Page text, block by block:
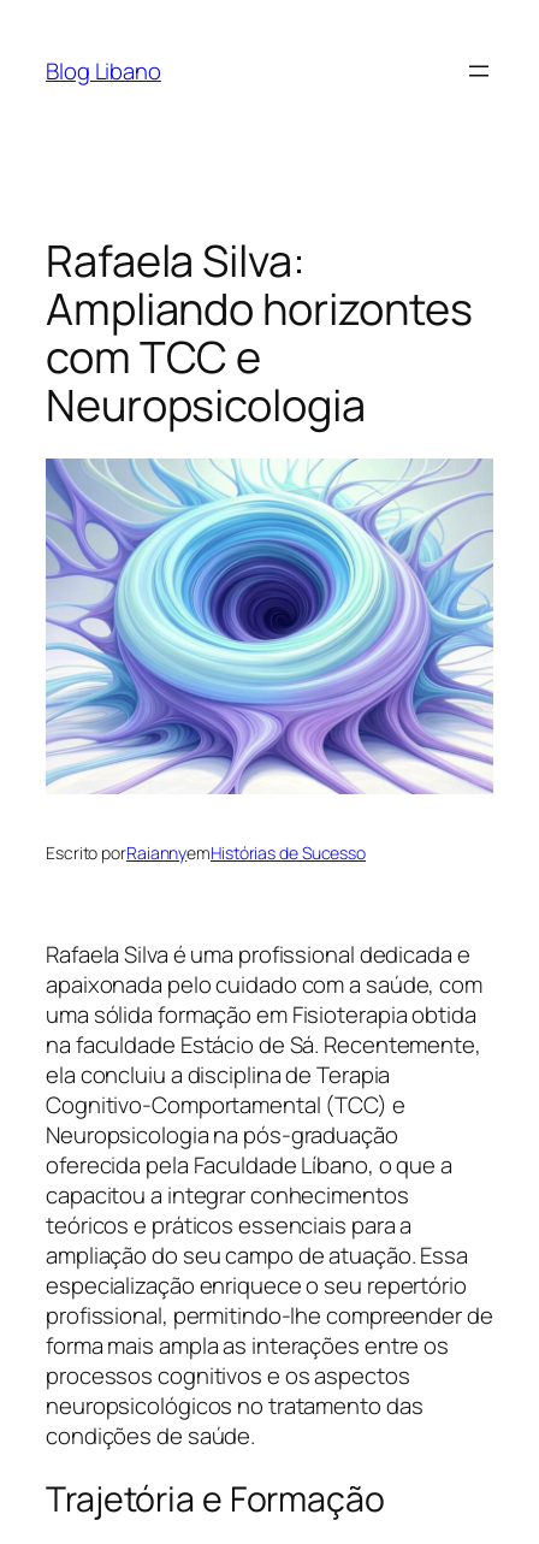
Blog Libano
Rafaela Silva:
Ampliando horizontes
com TCC e
Neuropsicologia
Escrito porRaiannyemHistórias de Sucesso
Rafaela Silva é uma profissional dedicada e
apaixonada pelo cuidado com a saúde, com
uma sólida formação em Fisioterapia obtida
na faculdade Estácio de Sá. Recentemente,
ela concluiu a disciplina de Terapia
Cognitivo-Comportamental (TCC) e
Neuropsicologia na pós-graduação
oferecida pela Faculdade Líbano, o que a
capacitou a integrar conhecimentos
teóricos e práticos essenciais para a
ampliação do seu campo de atuação. Essa
especialização enriquece o seu repertório
profissional, permitindo-lhe compreender de
forma mais ampla as interações entre os
processos cognitivos e os aspectos
neuropsicológicos no tratamento das
condições de saúde.
Trajetória e Formação